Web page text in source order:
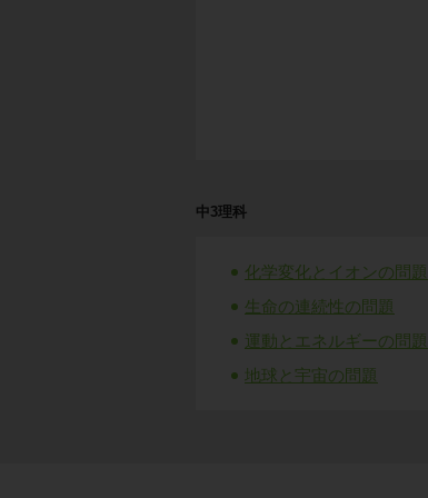
中3理科
化学変化とイオンの問題
生命の連続性の問題
運動とエネルギーの問題
地球と宇宙の問題